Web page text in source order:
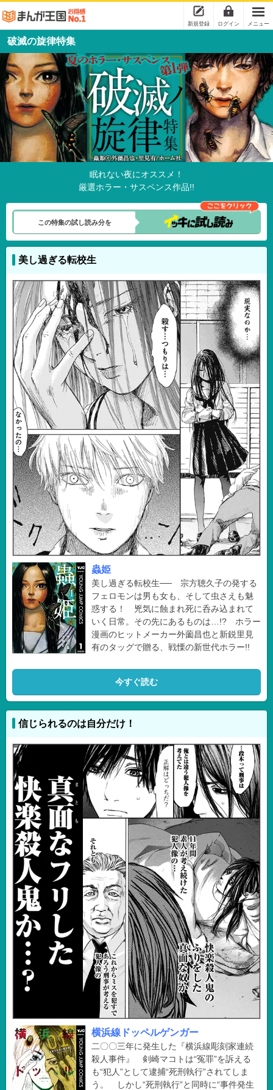
新規登録 ログイン メニュー
破滅の旋律特集
眠れない夜にオススメ！
厳選ホラー・サスペンス作品!!
この特集の試し読み分を
美し過ぎる転校生
蟲姫
美し過ぎる転校生── 宗方聴久子の発する
フェロモンは男も女も、そして虫さえも魅
惑する！ 兇気に蝕まれ死に呑み込まれて
いく日常。その先にあるものは…!? ホラー
漫画のヒットメーカー外薗昌也と新鋭里見
有のタッグで贈る、戦慄の新世代ホラー!!
今すぐ読む
信じられるのは自分だけ！
横浜線ドッペルゲンガー
二〇〇三年に発生した『横浜線彫刻家連続
殺人事件』 剣崎マコトは“冤罪”を訴える
も“犯人”として逮捕“死刑執行”されてしま
う。 しかし“死刑執行”と同時に“事件発生